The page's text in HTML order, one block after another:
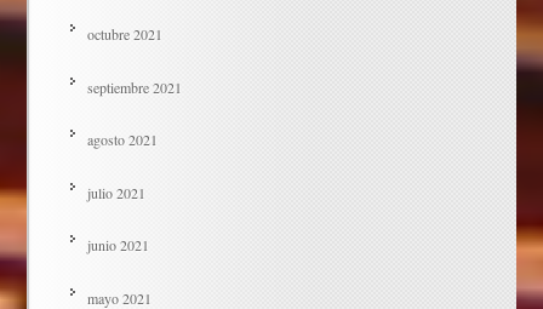
octubre 2021
septiembre 2021
agosto 2021
julio 2021
junio 2021
mayo 2021